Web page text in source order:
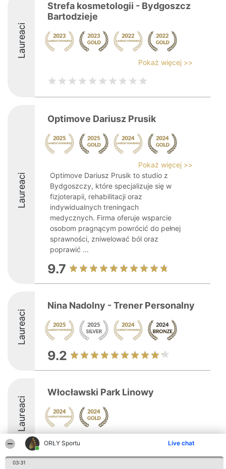
ORŁY Sportu Live chat
03:31
Laureaci
Strefa kosmetologii - Bydgoszcz
Bartodzieje
Pokaż więcej >>
Laureaci
Optimove Dariusz Prusik
Pokaż więcej >>
Optimove Dariusz Prusik to studio z
Bydgoszczy, które specjalizuje się w
fizjoterapii, rehabilitacji oraz
indywidualnych treningach
medycznych. Firma oferuje wsparcie
osobom pragnącym powrócić do pełnej
sprawności, zniwelować ból oraz
poprawić ...
9.7
Laureaci
Nina Nadolny - Trener Personalny
9.2
Laureaci
Włocławski Park Linowy